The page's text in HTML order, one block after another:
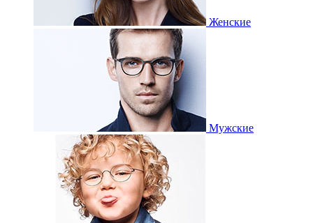
Женские
Мужские